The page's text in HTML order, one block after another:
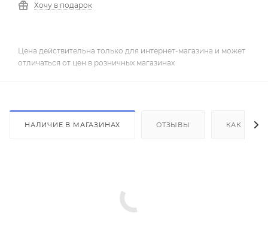
Хочу в подарок
Цена действительна только для интернет-магазина и может
отличаться от цен в розничных магазинах
НАЛИЧИЕ В МАГАЗИНАХ ОТЗЫВЫ КАК